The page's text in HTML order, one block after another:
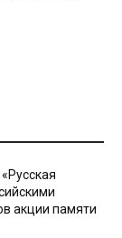
акции памяти